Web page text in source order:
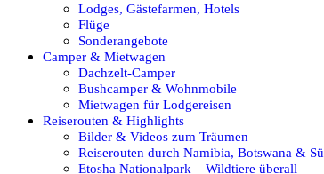
Lodges, Gästefarmen, Hotels
Flüge
Sonderangebote
Camper & Mietwagen
Dachzelt-Camper
Bushcamper & Wohnmobile
Mietwagen für Lodgereisen
Reiserouten & Highlights
Bilder & Videos zum Träumen
Reiserouten durch Namibia, Botswana &
Etosha Nationalpark – Wildtiere überall